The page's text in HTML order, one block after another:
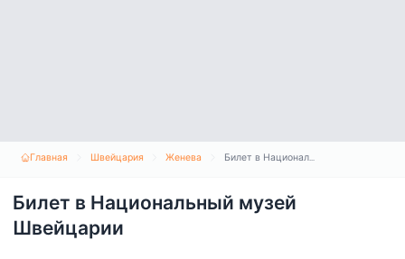
Главная Швейцария Женева Билет в Национальный музей Швейцарии
Билет в Национальный музей
Швейцарии